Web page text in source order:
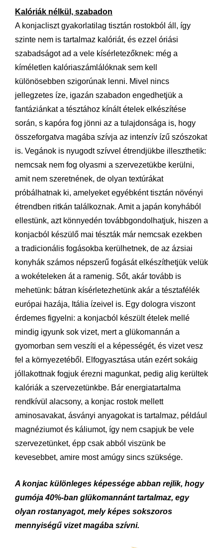
Kalóriák nélkül, szabadon
A konjacliszt gyakorlatilag tisztán rostokból áll, így
szinte nem is tartalmaz kalóriát, és ezzel óriási
szabadságot ad a vele kísérletezőknek: még a
kíméletlen kalóriaszámlálóknak sem kell
különösebben szigorúnak lenni. Mivel nincs
jellegzetes íze, igazán szabadon engedhetjük a
fantáziánkat a tésztához kínált ételek elkészítése
során, s kapóra fog jönni az a tulajdonsága is, hogy
összeforgatva magába szívja az intenzív ízű szószokat
is. Vegánok is nyugodt szívvel étrendjükbe illeszthetik:
nemcsak nem fog olyasmi a szervezetükbe kerülni,
amit nem szeretnének, de olyan textúrákat
próbálhatnak ki, amelyeket egyébként tisztán növényi
étrendben ritkán találkoznak. Amit a japán konyhából
ellestünk, azt könnyedén továbbgondolhatjuk, hiszen a
konjacból készülő mai tészták már nemcsak ezekben
a tradicionális fogásokba kerülhetnek, de az ázsiai
konyhák számos népszerű fogását elkészíthetjük velük
a wokételeken át a ramenig. Sőt, akár tovább is
mehetünk: bátran kísérletezhetünk akár a tésztafélék
európai hazája, Itália ízeivel is. Egy dologra viszont
érdemes figyelni: a konjacból készült ételek mellé
mindig igyunk sok vizet, mert a glükomannán a
gyomorban sem veszíti el a képességét, és vizet vesz
fel a környezetéből. Elfogyasztása után ezért sokáig
jóllakottnak fogjuk érezni magunkat, pedig alig kerültek
kalóriák a szervezetünkbe. Bár energiatartalma
rendkívül alacsony, a konjac rostok mellett
aminosavakat, ásványi anyagokat is tartalmaz, például
magnéziumot és káliumot, így nem csapjuk be vele
szervezetünket, épp csak abból viszünk be
kevesebbet, amire most amúgy sincs szüksége.
A konjac különleges képessége abban rejlik, hogy
gumója 40%-ban glükomannánt tartalmaz, egy
olyan rostanyagot, mely képes sokszoros
mennyiségű vizet magába szívni.